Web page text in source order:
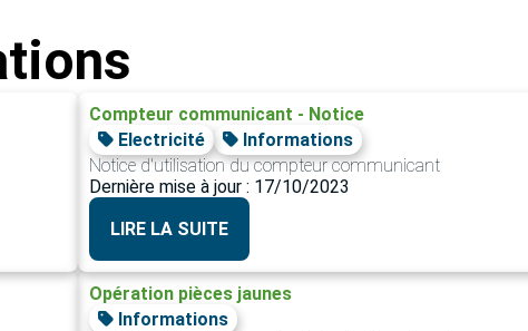
Compteur communicant - Notice
Electricité
Informations
Notice d'utilisation du compteur communicant
Dernière mise à jour : 17/10/2023
LIRE LA SUITE
Opération pièces jaunes
Informations